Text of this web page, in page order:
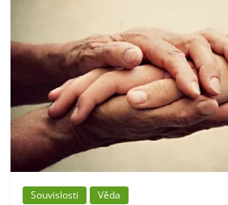
Souvislosti Věda